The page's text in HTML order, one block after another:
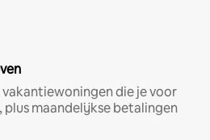
die je voor
maandelijkse betalingen